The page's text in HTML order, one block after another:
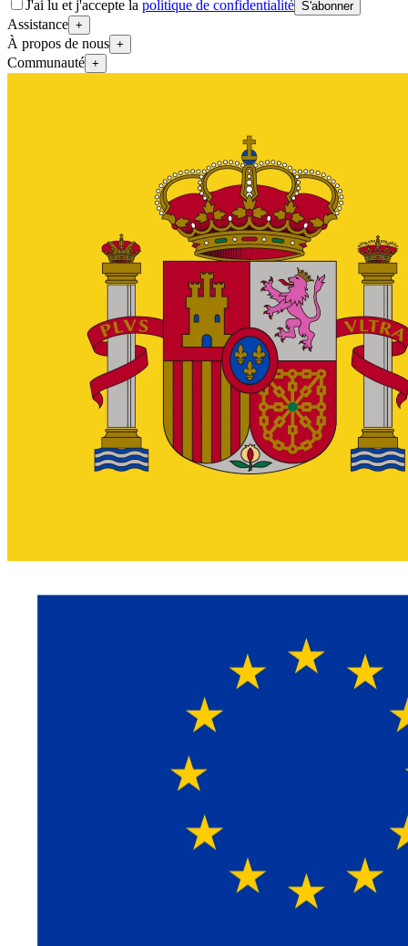
J'ai lu et j'accepte la politique de confidentialité S'abonner
Assistance +
À propos de nous +
Communauté +